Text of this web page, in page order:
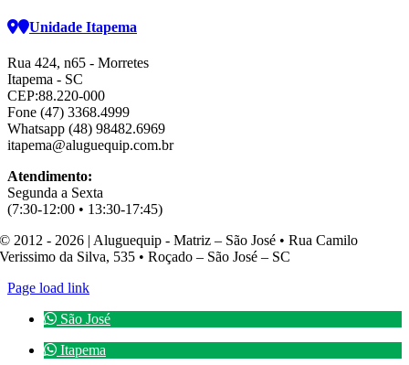
Unidade Itapema
Rua 424, n65 - Morretes
Itapema - SC
CEP:88.220-000
Fone (47) 3368.4999
Whatsapp (48) 98482.6969
itapema@aluguequip.com.br
Atendimento:
Segunda a Sexta
(7:30-12:00 • 13:30-17:45)
© 2012 - 2026 | Aluguequip - Matriz – São José • Rua Camilo
Verissimo da Silva, 535 • Roçado – São José – SC
Page load link
São José
Itapema